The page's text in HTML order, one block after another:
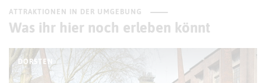
ATTRAKTIONEN IN DER UMGEBUNG
Was ihr hier noch erleben könnt
DORSTEN